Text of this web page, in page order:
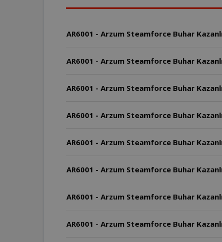
AR6001 - Arzum Steamforce Buhar
AR6001 - Arzum Steamforce Buhar
AR6001 - Arzum Steamforce Buhar
AR6001 - Arzum Steamforce Buhar
AR6001 - Arzum Steamforce Buhar
AR6001 - Arzum Steamforce Buhar
AR6001 - Arzum Steamforce Buhar
AR6001 - Arzum Steamforce Buhar